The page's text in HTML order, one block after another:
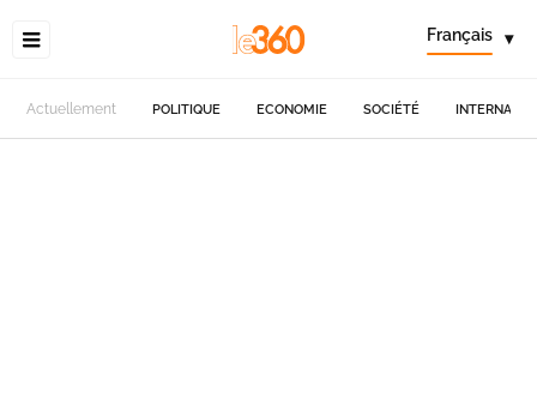
Français ▾
Actuellement POLITIQUE ECONOMIE SOCIÉTÉ